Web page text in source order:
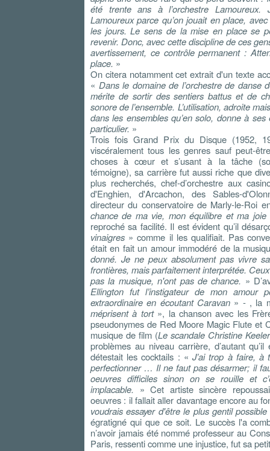
été trente ans à l’orchestre Lamoureux.
Lamoureux parce qu’on jouait en place,
les jours. Le sens de la mise en place se
revenir. Donc, avec cette discipline de ces
avertissement, ce contrôle permanent :
place. »
On citera notamment cet extrait d'un texte
« Dans le domaine de l’orchestre de danse
mérite de sortir des sentiers battus et de
sonore de l’ensemble. L’utilisation, adroite
dans les ensembles qu’en solo, donne à
particulier. »
Trois fois Grand Prix du Disque (1952,
viscéralement tous les genres sauf peut-
choses à cœur et s’usant à la tâche
témoigne), sa carrière fut aussi riche que
plus recherchés, chef-d’orchestre aux
d'Enghien, d'Arcachon, des Sables-
directeur du conservatoire de Marly-le-Roi
chance de ma vie, mon équilibre et ma joie
reproché sa facilité. Il est évident qu’il
vinaigres » comme il les qualifiait. Pas
était en fait un amour immodéré de la
donné. Je ne peux absolument pas vivre
frontières, mais parfaitement interprétée.
pas la musique, n'ont pas de chance. »
Ellington fut l’instigateur de mon amour
extraordinaire en écoutant Caravan » - , la
méprisent à tort», la chanson avec les
pseudonymes de Red Moore Magic Flute et
musique de film (Le scandale Christine Keeler
problèmes au niveau carrière, d’autant
détestait les cocktails : «J’ai trop à faire, à
perfectionner … Il ne faut pas désarmer; il
oeuvres difficiles sinon on se rouille et
implacable. » Cet artiste sincère
oeuvres : il fallait aller davantage encore au
voudrais essayer d'être le plus gentil
égratigné qui que ce soit. Le succès l'a
n’avoir jamais été nommé professeur au
Paris, ressenti comme une injustice, fut sa